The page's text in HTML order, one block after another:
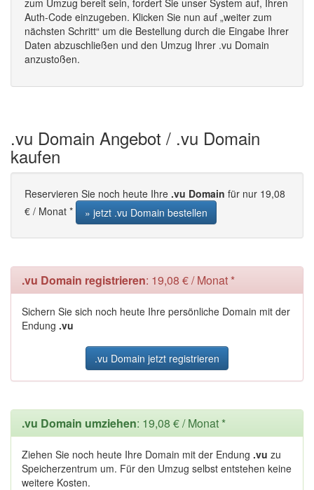
zum Umzug bereit sein, fordert Sie unser System auf, Ihren
Auth-Code einzugeben. Klicken Sie nun auf „weiter zum
nächsten Schritt“ um die Bestellung durch die Eingabe Ihrer
Daten abzuschließen und den Umzug Ihrer .vu Domain
anzustoßen.
.vu Domain Angebot / .vu Domain
kaufen
Reservieren Sie noch heute Ihre .vu Domain für nur 19,08
€ / Monat *
» jetzt .vu Domain bestellen
.vu Domain registrieren: 19,08 € / Monat *
Sichern Sie sich noch heute Ihre persönliche Domain mit der
Endung .vu
.vu Domain jetzt registrieren
.vu Domain umziehen: 19,08 € / Monat *
Ziehen Sie noch heute Ihre Domain mit der Endung .vu zu
Speicherzentrum um. Für den Umzug selbst entstehen keine
weitere Kosten.